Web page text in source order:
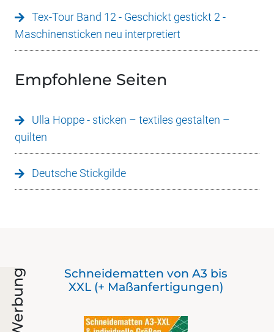
Tex-Tour Band 12 - Geschickt gestickt 2 -
Maschinensticken neu interpretiert
Empfohlene Seiten
Ulla Hoppe - sticken – textiles gestalten –
quilten
Deutsche Stickgilde
Werbung
Schneidematten von A3 bis
XXL (+ Maßanfertigungen)